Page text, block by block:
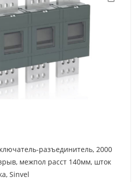
разъединитель, 2000
межпол расст 140мм, шток
Sinvel